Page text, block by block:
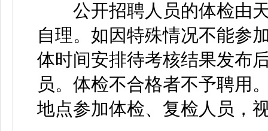
公开招聘人员的体检由天
自理。如因特殊情况不能参
体时间安排待考核结果发布
员。体检不合格者不予聘用
地点参加体检、复检人员，